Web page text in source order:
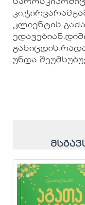
კლიენტის
უნდა